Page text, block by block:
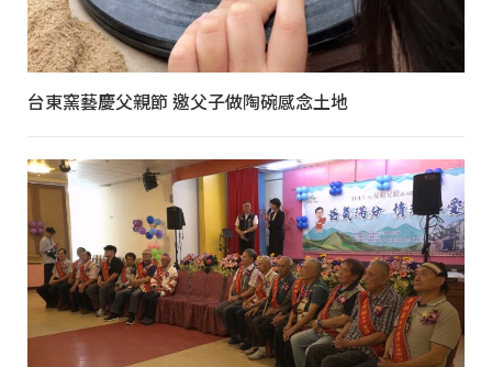
台東窯藝慶父親節 邀父子做陶碗感念土地